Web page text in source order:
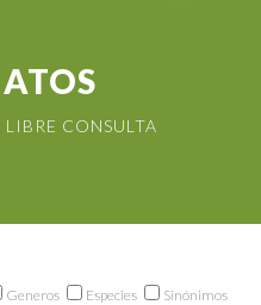
LIBRE CONSULTA
Generos Especies Sinónimos